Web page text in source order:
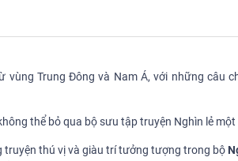
Trung Đông và Nam Á, với những câu
thể bỏ qua bộ sưu tập truyện Nghìn lẻ một
truyện thú vị và giàu trí tưởng tượng trong bộ